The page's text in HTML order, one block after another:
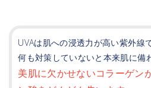
UVAは肌への浸透力が高い紫外線で
何も対策していないと本来肌に備
美肌に欠かせないコラーゲン